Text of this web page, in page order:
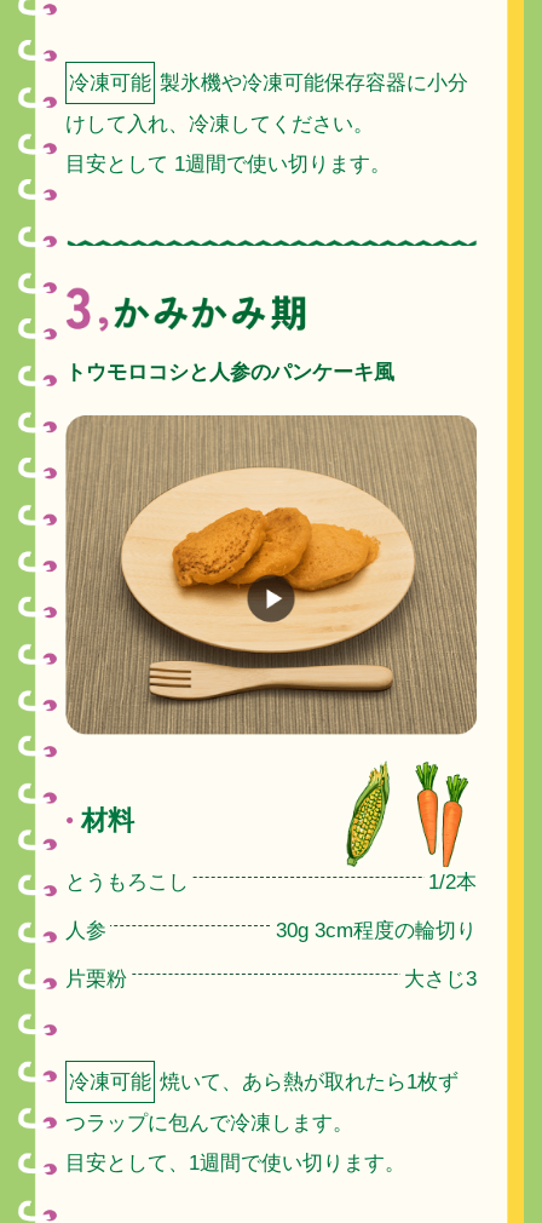
冷凍可能 製氷機や冷凍可能保存容器に小分
けして入れ、冷凍してください。
目安として 1週間で使い切ります。
トウモロコシと人参のパンケーキ風
● 材料
とうもろこし 1/2本
人参 30g 3cm程度の輪切り
片栗粉 大さじ3
冷凍可能 焼いて、あら熱が取れたら1枚ず
つラップに包んで冷凍します。
目安として、1週間で使い切ります。